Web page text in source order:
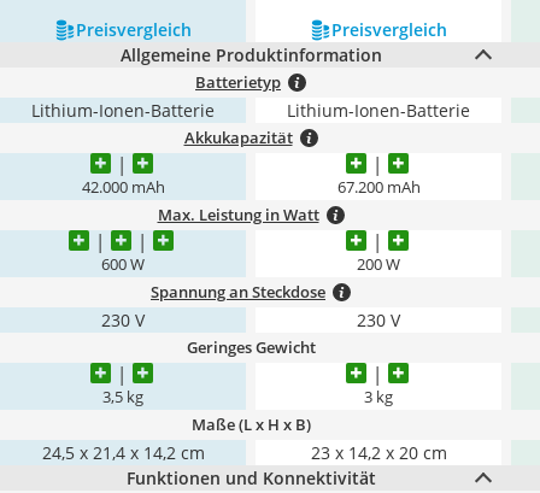
Preis­vergleich
Preis­vergleich
Allgemeine Produktinformation
Batterietyp
Lithium-Ionen-Batterie Lithium-Ionen-Batterie
Akkukapazität
42.000 mAh 67.200 mAh
Max. Leistung in Watt
600 W 200 W
Spannung an Steckdose
230 V 230 V
Geringes Gewicht
3,5 kg 3 kg
Maße (L x H x B)
24,5 x 21,4 x 14,2 cm
‎23 x 14,2 x 20 cm
Funktionen und Konnektivität